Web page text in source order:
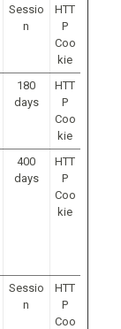
Sessio
n
HTT
P
Coo
kie
180
days
HTT
P
Coo
kie
400
days
HTT
P
Coo
kie
Sessio
n
HTT
P
Coo